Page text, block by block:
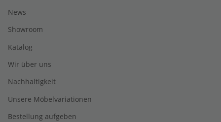
News
Showroom
Katalog
Wir über uns
Nachhaltigkeit
Unsere Möbelvariationen
Bestellung aufgeben